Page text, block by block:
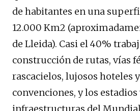
de habitantes en una
12.000 Km2
de Lleida). Casi el 40%
construcción de rutas, vías
rascacielos, lujosos hoteles
convenciones, y los estadios